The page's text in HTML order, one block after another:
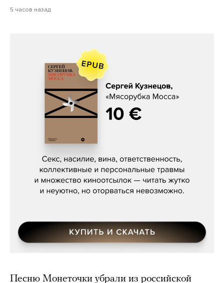
5 часов назад
Сергей Кузнецов, «Мясорубка
Песню Монеточки убрали из российской